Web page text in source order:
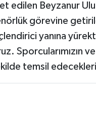
edilen Beyzanur
görevine
yanına
Sporcularımızın
temsil